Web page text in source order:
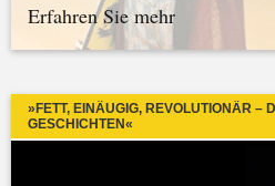
Erfahren Sie mehr
»FETT, EINÄUGIG, REVOLUTIONÄR –
GESCHICHTEN«